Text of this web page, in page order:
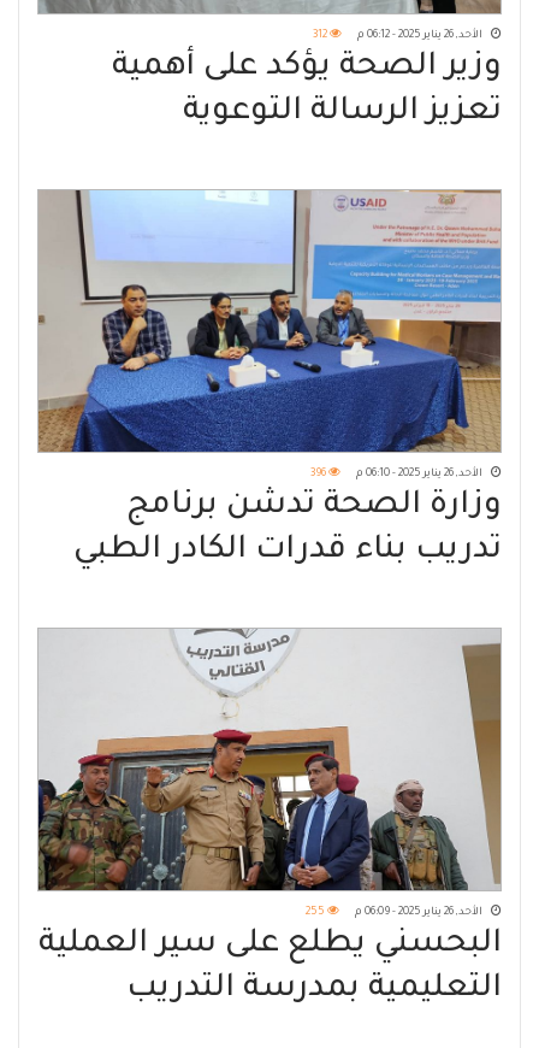
الأحد, 26 يناير 2025 - 06:12 م 312
وزير الصحة يؤكد على أهمية
تعزيز الرسالة التوعوية
الأحد, 26 يناير 2025 - 06:10 م 396
وزارة الصحة تدشن برنامج
تدريب بناء قدرات الكادر الطبي
الأحد, 26 يناير 2025 - 06:09 م 255
البحسني يطلع على سير العملية
التعليمية بمدرسة التدريب